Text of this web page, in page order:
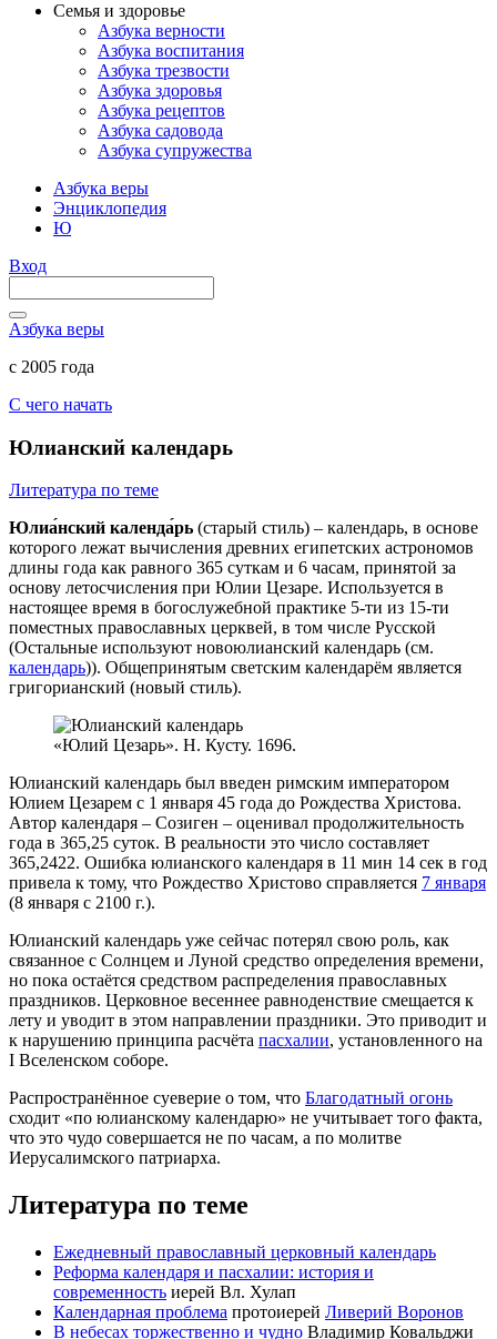
Семья и здоровье
Азбука верности
Азбука воспитания
Азбука трезвости
Азбука здоровья
Азбука рецептов
Азбука садовода
Азбука супружества
Азбука веры
Энциклопедия
Ю
Вход
Азбука веры
с 2005 года
С чего начать
Юлианский календарь
Литература по теме
Юлиа́нский календа́рь (старый стиль) – календарь, в основе
которого лежат вычисления древних египетских астрономов
длины года как равного 365 суткам и 6 часам, принятой за
основу летосчисления при Юлии Цезаре. Используется в
настоящее время в богослужебной практике 5-ти из 15-ти
поместных православных церквей, в том числе Русской
(Остальные используют новоюлианский календарь (см.
календарь)). Общепринятым светским календарём является
григорианский (новый стиль).
«Юлий Цезарь». Н. Кусту. 1696.
Юлианский календарь был введен римским императором
Юлием Цезарем с 1 января 45 года до Рождества Христова.
Автор календаря – Созиген – оценивал продолжительность
года в 365,25 суток. В реальности это число составляет
365,2422. Ошибка юлианского календаря в 11 мин 14 сек в год
привела к тому, что Рождество Христово справляется 7 января
(8 января с 2100 г.).
Юлианский календарь уже сейчас потерял свою роль, как
связанное с Солнцем и Луной средство определения времени,
но пока остаётся средством распределения православных
праздников. Церковное весеннее равноденствие смещается к
лету и уводит в этом направлении праздники. Это приводит и
к нарушению принципа расчёта пасхалии, установленного на
I Вселенском соборе.
Распространённое суеверие о том, что Благодатный огонь
сходит «по юлианскому календарю» не учитывает того факта,
что это чудо совершается не по часам, а по молитве
Иерусалимского патриарха.
Литература по теме
Ежедневный православный церковный календарь
Реформа календаря и пасхалии: история и
современность иерей Вл. Хулап
Календарная проблема протоиерей Ливерий Воронов
В небесах торжественно и чудно Владимир Ковальджи